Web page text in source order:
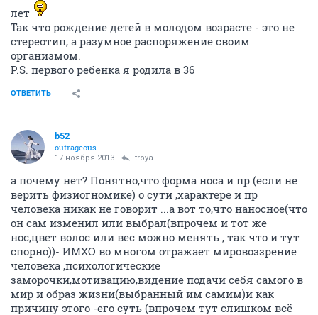
лет
Так что рождение детей в молодом возрасте - это не
стереотип, а разумное распоряжение своим
организмом.
P.S. первого ребенка я родила в 36
ОТВЕТИТЬ
b52
outrageous
17 ноября 2013 troya
а почему нет? Понятно,что форма носа и пр (если не
верить физиогномике) о сути ,характере и пр
человека никак не говорит ...а вот то,что наносное(что
он сам изменил или выбрал(впрочем и тот же
нос,цвет волос или вес можно менять , так что и тут
спорно))- ИМХО во многом отражает мировоззрение
человека ,психологические
заморочки,мотивацию,видение подачи себя самого в
мир и образ жизни(выбранный им самим)и как
причину этого -его суть (впрочем тут слишком всё